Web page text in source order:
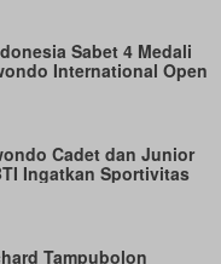
Sabet 4 Medali
International Open
Cadet dan Junior
Ingatkan Sportivitas
Tampubolon